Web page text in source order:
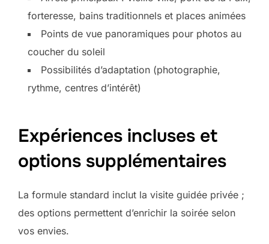
forteresse, bains traditionnels et places animées
Points de vue panoramiques pour photos au
coucher du soleil
Possibilités d’adaptation (photographie,
rythme, centres d’intérêt)
Expériences incluses et
options supplémentaires
La formule standard inclut la visite guidée privée ;
des options permettent d’enrichir la soirée selon
vos envies.